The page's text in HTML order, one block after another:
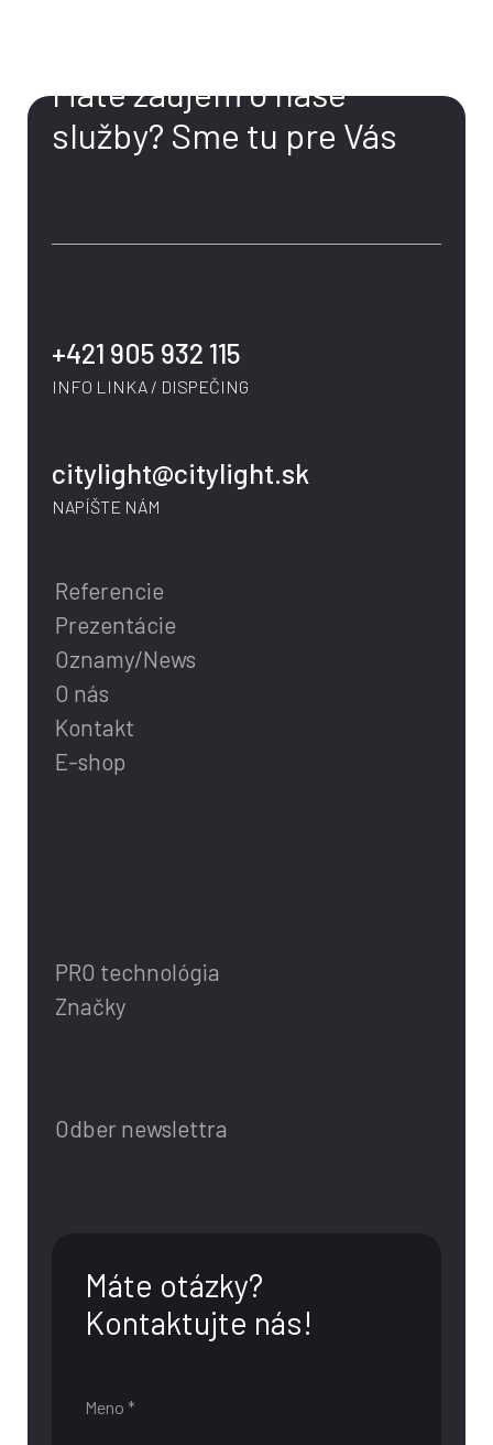
Máte záujem o naše
služby? Sme tu pre Vás
+421 905 932 115
INFO LINKA / DISPEČING
citylight@citylight.sk
NAPÍŠTE NÁM
Referencie
Prezentácie
Oznamy/News
O nás
Kontakt
E-shop
PRO technológia
Značky
Odber newslettra
Máte otázky?
Kontaktujte nás!
Meno *